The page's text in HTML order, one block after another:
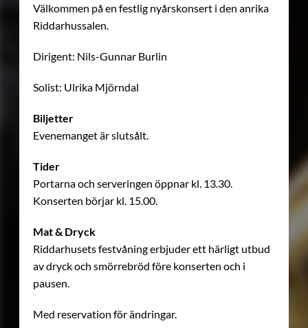
Välkommen på en festlig nyårskonsert i den anrika
Riddarhussalen.
Dirigent: Nils-Gunnar Burlin
Solist: Ulrika Mjörndal
Biljetter
Evenemanget är slutsålt.
Tider
Portarna och serveringen öppnar kl. 13.30.
Konserten börjar kl. 15.00.
Mat & Dryck
Riddarhusets festvåning erbjuder ett härligt utbud
av dryck och smörrebröd före konserten och i
pausen.
Med reservation för ändringar.